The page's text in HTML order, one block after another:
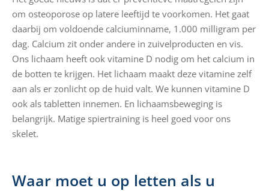
om osteoporose op latere leeftijd te voorkomen. Het gaat
daarbij om voldoende calciuminname, 1.000 milligram per
dag. Calcium zit onder andere in zuivelproducten en vis.
Ons lichaam heeft ook vitamine D nodig om het calcium in
de botten te krijgen. Het lichaam maakt deze vitamine zelf
aan als er zonlicht op de huid valt. We kunnen vitamine D
ook als tabletten innemen. En lichaamsbeweging is
belangrijk. Matige spiertraining is heel goed voor ons
skelet.
Waar moet u op letten als u